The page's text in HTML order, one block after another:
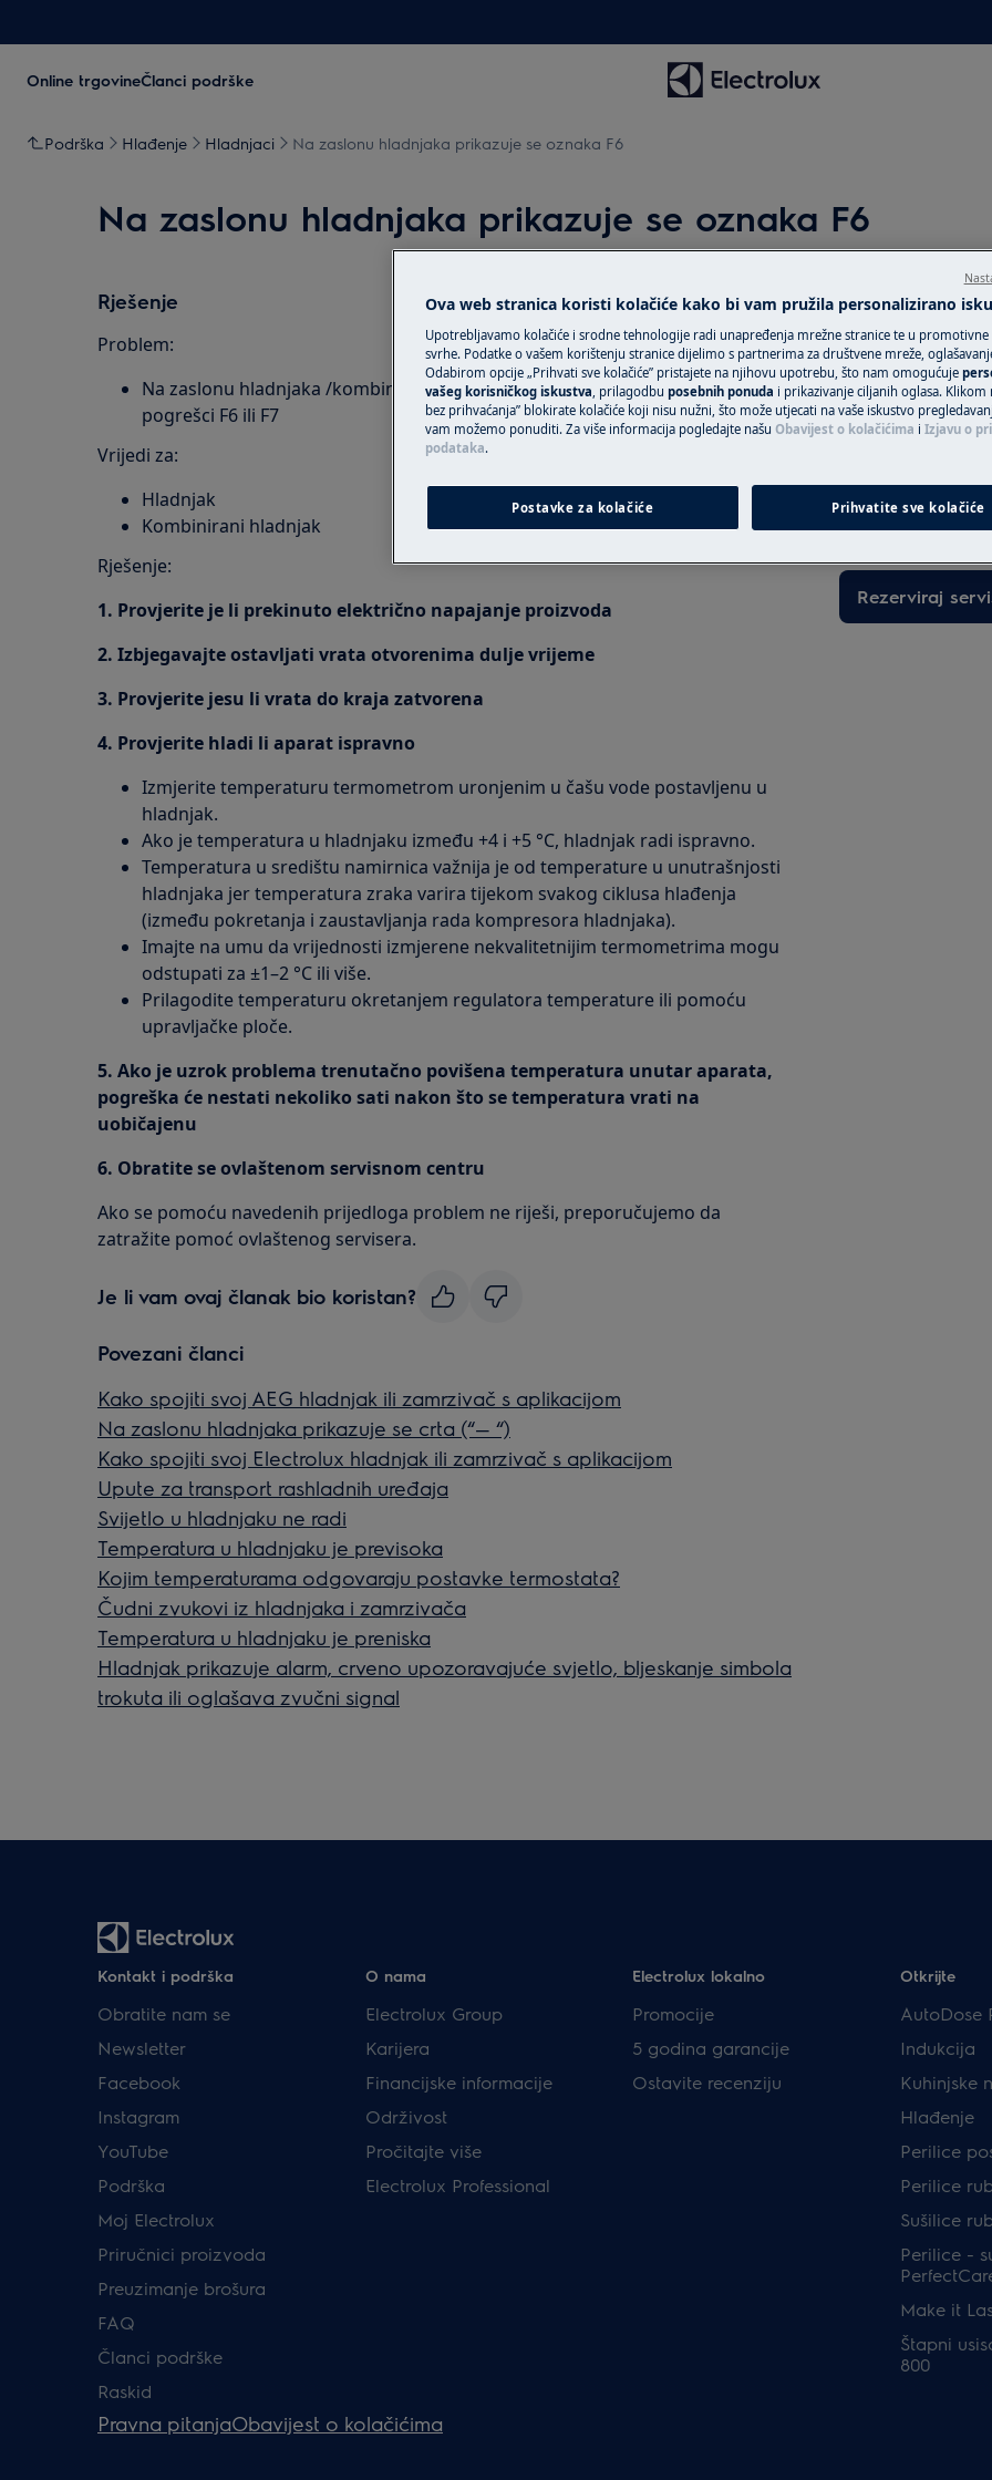
Online trgovineČlanci podrške
Podrška Hlađenje Hladnjaci Na zaslonu hladnjaka prikazuje se oznaka F6
Na zaslonu hladnjaka prikazuje se oznaka F6
Rješenje
Problem:
Na zaslonu hladnjaka /kombiniranog hladnjaka prikazuje se poruka o
pogrešci F6 ili F7
Vrijedi za:
Hladnjak
Kombinirani hladnjak
Rješenje:
1. Provjerite je li prekinuto električno napajanje proizvoda
2. Izbjegavajte ostavljati vrata otvorenima dulje vrijeme
3. Provjerite jesu li vrata do kraja zatvorena
4. Provjerite hladi li aparat ispravno
Izmjerite temperaturu termometrom uronjenim u čašu vode postavljenu u
hladnjak.
Ako je temperatura u hladnjaku između +4 i +5 °C, hladnjak radi ispravno.
Temperatura u središtu namirnica važnija je od temperature u unutrašnjosti
hladnjaka jer temperatura zraka varira tijekom svakog ciklusa hlađenja
(između pokretanja i zaustavljanja rada kompresora hladnjaka).
Imajte na umu da vrijednosti izmjerene nekvalitetnijim termometrima mogu
odstupati za ±1–2 °C ili više.
Prilagodite temperaturu okretanjem regulatora temperature ili pomoću
upravljačke ploče.
5. Ako je uzrok problema trenutačno povišena temperatura unutar aparata,
pogreška će nestati nekoliko sati nakon što se temperatura vrati na
uobičajenu
6. Obratite se ovlaštenom servisnom centru
Ako se pomoću navedenih prijedloga problem ne riješi, preporučujemo da
zatražite pomoć ovlaštenog servisera.
Je li vam ovaj članak bio koristan?
Povezani članci
Kako spojiti svoj AEG hladnjak ili zamrzivač s aplikacijom
Na zaslonu hladnjaka prikazuje se crta (“— “)
Kako spojiti svoj Electrolux hladnjak ili zamrzivač s aplikacijom
Upute za transport rashladnih uređaja
Svijetlo u hladnjaku ne radi
Temperatura u hladnjaku je previsoka
Kojim temperaturama odgovaraju postavke termostata?
Čudni zvukovi iz hladnjaka i zamrzivača
Temperatura u hladnjaku je preniska
Hladnjak prikazuje alarm, crveno upozoravajuće svjetlo, bljeskanje simbola
trokuta ili oglašava zvučni signal
Zatražite
Povjerite svoj
tehničarima i
uslugu za svoj
uslugu „Fiksna
uređaje van
jedinstven plan
intervenciju po
Rezerviraj
Kontakt i podrška
Obratite nam se
Newsletter
Facebook
Instagram
YouTube
Podrška
Moj Electrolux
Priručnici proizvoda
Preuzimanje brošura
FAQ
Članci podrške
Raskid
O nama
Electrolux Group
Karijera
Financijske informacije
Održivost
Pročitajte više
Electrolux Professional
Electrolux lokalno
Promocije
5 godina garancije
Ostavite recenziju
Otkrijte
AutoDose
Indukcija
Kuhinjske
Hlađenje
Perilice
Perilice
Sušilice
Perilice -
Make it
Štapni
800
Pravna pitanjaObavijest o kolačićima
Ova web stranica koristi kolačiće kako bi vam pružila personalizirano
Upotrebljavamo kolačiće i srodne tehnologije radi unapređenja mrežne stranice te u
svrhe. Podatke o vašem korištenju stranice dijelimo s partnerima za društvene mreže,
Odabirom opcije „Prihvati sve kolačiće” pristajete na njihovu upotrebu, što nam omogućuje
vašeg korisničkog iskustva, prilagodbu posebnih ponuda i prikazivanje ciljanih oglasa. Klikom
bez prihvaćanja” blokirate kolačiće koji nisu nužni, što može utjecati na vaše iskustvo
vam možemo ponuditi. Za više informacija pogledajte našu Obavijest o kolačićima i Izjavu o
podataka.
Postavke za kolačiće Prihvatite sve kolačiće